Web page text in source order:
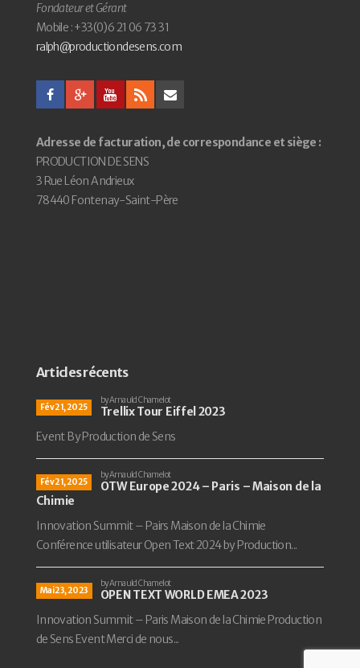
Fondateur et Gérant
Mobile : +33(0)6 21 06 73 31
ralph@productiondesens.com
Adresse de facturation, de correspondance et siège :
PRODUCTION DE SENS
3 Rue Léon Andrieux
78440 Fontenay-Saint-Père
Articles récents
Fév 21, 2025
by Arnauld Chamelot
Trellix Tour Eiffel 2023
Event By Production de Sens
Fév 21, 2025
by Arnauld Chamelot
OTW Europe 2024 – Paris – Maison de la
Chimie
Innovation Summit – Pairs Maison de la Chimie
Conférence utilisateur Open Text 2024 by Production...
Mai 23, 2023
by Arnauld Chamelot
OPEN TEXT WORLD EMEA 2023
Innovation Summit – Paris Maison de la Chimie Production
de Sens Event Merci de nous...